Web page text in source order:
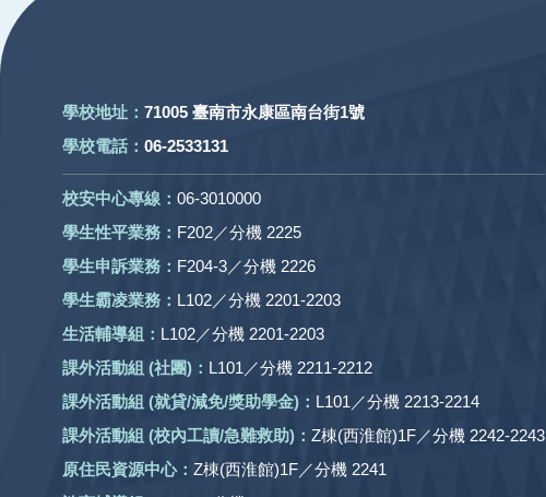
學校地址： 71005 臺南市永康區南台街1號
學校電話： 06-2533131
校安中心專線： 06-3010000
學生性平業務： F202／分機 2225
學生申訴業務： F204-3／分機 2226
學生霸凌業務： L102／分機 2201-2203
生活輔導組： L102／分機 2201-2203
課外活動組 (社團) ： L101／分機 2211-2212
課外活動組 (就貸/減免/獎助學金)： L101／分機 2213-2214
課外活動組 (校內工讀/急難救助) ： Z棟(西淮館)1F／分機 2242-2243
原住民資源中心： Z棟(西淮館)1F／分機 2241